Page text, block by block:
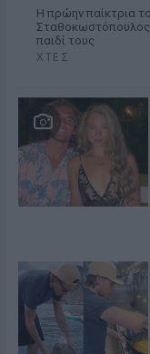
Η πρώην παίκτρια
παιδί τους
ΧΤΕΣ